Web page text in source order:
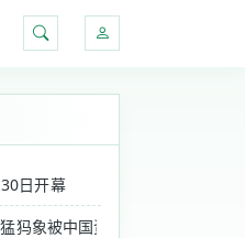
搜索
日开幕
象被中国资本CPE源峰收购